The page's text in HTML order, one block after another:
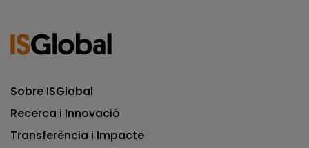
Sobre ISGlobal
Recerca i Innovació
Transferència i Impacte